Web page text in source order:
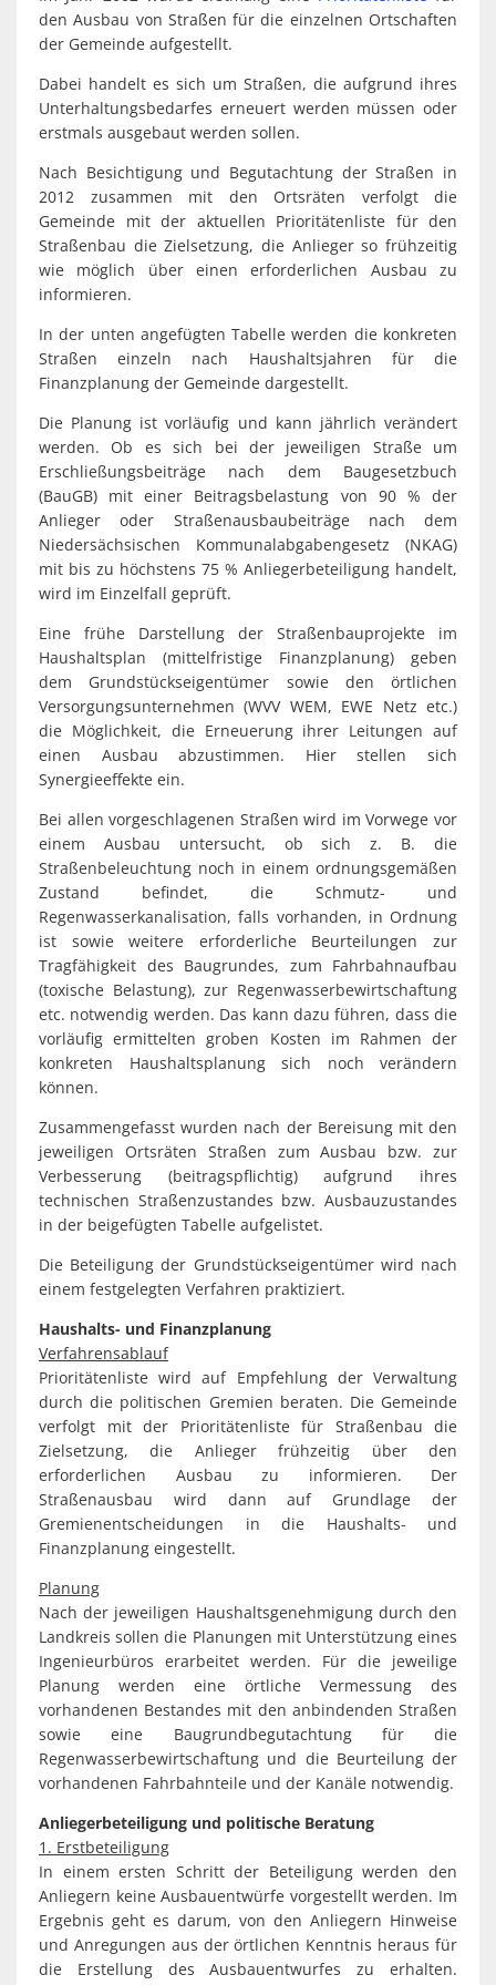
Heiraten
Kindertagesstätten
Meldeamt
Schulen
Wildschäden
Laven
Wehdel
Wirtschaft
den Ausbau von Straßen für die einzelnen Ortschaften
der Gemeinde aufgestellt.
Dabei handelt es sich um Straßen, die aufgrund ihres
Unterhaltungsbedarfes erneuert werden müssen oder
erstmals ausgebaut werden sollen.
Nach Besichtigung und Begutachtung der Straßen in
2012 zusammen mit den Ortsräten verfolgt die
Gemeinde mit der aktuellen Prioritätenliste für den
Straßenbau die Zielsetzung, die Anlieger so frühzeitig
wie möglich über einen erforderlichen Ausbau zu
informieren.
In der unten angefügten Tabelle werden die konkreten
Straßen einzeln nach Haushaltsjahren für die
Finanzplanung der Gemeinde dargestellt.
Die Planung ist vorläufig und kann jährlich verändert
werden. Ob es sich bei der jeweiligen Straße um
Erschließungsbeiträge nach dem Baugesetzbuch
(BauGB) mit einer Beitragsbelastung von 90 % der
Anlieger oder Straßenausbaubeiträge nach dem
Niedersächsischen Kommunalabgabengesetz (NKAG)
mit bis zu höchstens 75 % Anliegerbeteiligung handelt,
wird im Einzelfall geprüft.
Eine frühe Darstellung der Straßenbauprojekte im
Haushaltsplan (mittelfristige Finanzplanung) geben
dem Grundstückseigentümer sowie den örtlichen
Versorgungsunternehmen (WVV WEM, EWE Netz etc.)
die Möglichkeit, die Erneuerung ihrer Leitungen auf
einen Ausbau abzustimmen. Hier stellen sich
Synergieeffekte ein.
Bei allen vorgeschlagenen Straßen wird im Vorwege vor
einem Ausbau untersucht, ob sich z. B. die
Straßenbeleuchtung noch in einem ordnungsgemäßen
Zustand befindet, die Schmutz- und
Regenwasserkanalisation, falls vorhanden, in Ordnung
ist sowie weitere erforderliche Beurteilungen zur
Tragfähigkeit des Baugrundes, zum Fahrbahnaufbau
(toxische Belastung), zur Regenwasserbewirtschaftung
etc. notwendig werden. Das kann dazu führen, dass die
vorläufig ermittelten groben Kosten im Rahmen der
konkreten Haushaltsplanung sich noch verändern
können.
Zusammengefasst wurden nach der Bereisung mit den
jeweiligen Ortsräten Straßen zum Ausbau bzw. zur
Verbesserung (beitragspflichtig) aufgrund ihres
technischen Straßenzustandes bzw. Ausbauzustandes
in der beigefügten Tabelle aufgelistet.
Die Beteiligung der Grundstückseigentümer wird nach
einem festgelegten Verfahren praktiziert.
Haushalts- und Finanzplanung
Verfahrensablauf
Prioritätenliste wird auf Empfehlung der Verwaltung
durch die politischen Gremien beraten. Die Gemeinde
verfolgt mit der Prioritätenliste für Straßenbau die
Zielsetzung, die Anlieger frühzeitig über den
erforderlichen Ausbau zu informieren. Der
Straßenausbau wird dann auf Grundlage der
Gremienentscheidungen in die Haushalts- und
Finanzplanung eingestellt.
Planung
Nach der jeweiligen Haushaltsgenehmigung durch den
Landkreis sollen die Planungen mit Unterstützung eines
Ingenieurbüros erarbeitet werden. Für die jeweilige
Planung werden eine örtliche Vermessung des
vorhandenen Bestandes mit den anbindenden Straßen
sowie eine Baugrundbegutachtung für die
Regenwasserbewirtschaftung und die Beurteilung der
vorhandenen Fahrbahnteile und der Kanäle notwendig.
Anliegerbeteiligung und politische Beratung
1. Erstbeteiligung
In einem ersten Schritt der Beteiligung werden den
Anliegern keine Ausbauentwürfe vorgestellt werden. Im
Ergebnis geht es darum, von den Anliegern Hinweise
und Anregungen aus der örtlichen Kenntnis heraus für
die Erstellung des Ausbauentwurfes zu erhalten.